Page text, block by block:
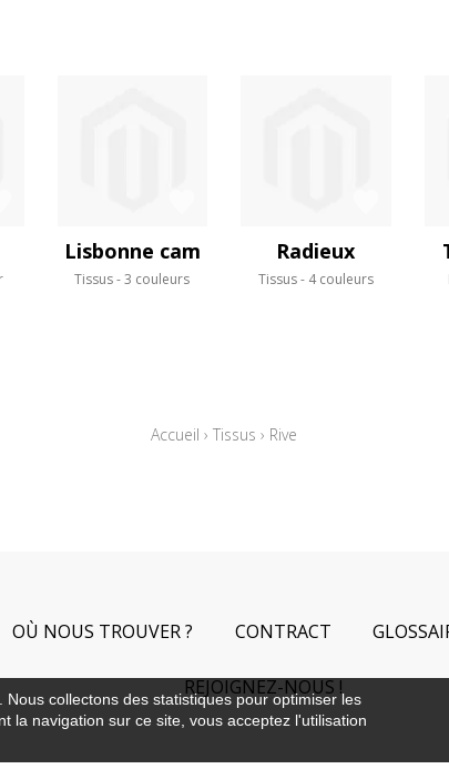
Lisbonne cam
Tissus 3 couleurs
Radieux
Tissus 4 couleurs
Accueil › Tissus › Rive
OÙ NOUS TROUVER ? CONTRACT
REJOIGNEZ-NOUS !
collectons des statistiques pour optimiser les
la navigation sur ce site, vous acceptez l'utilisation